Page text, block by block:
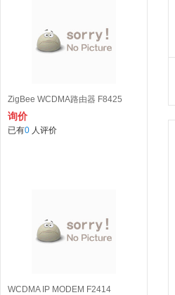
ZigBee WCDMA路由器 F8425
询价
已有0 人评价
WCDMA IP MODEM F2414